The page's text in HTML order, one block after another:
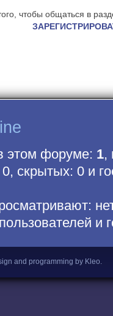
чтобы общаться в
этом форуме: 1,
скрытых: 0 и
и
and programming by Kleo.